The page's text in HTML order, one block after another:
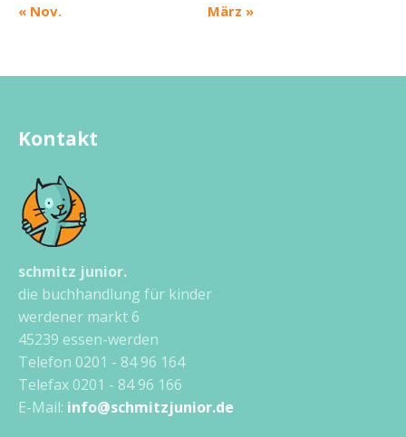
« Nov. März »
Kontakt
schmitz junior.
die buchhandlung für kinder
werdener markt 6
45239 essen-werden
Telefon 0201 - 84 96 164
Telefax 0201 - 84 96 166
E-Mail: info@schmitzjunior.de